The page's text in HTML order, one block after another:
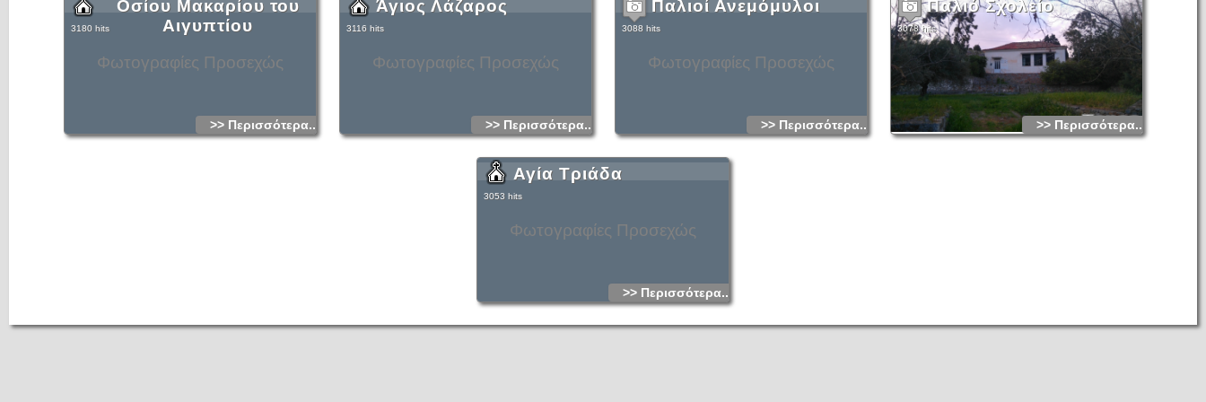
Φωτογραφίες Προσεχώς
Οσίου Μακαρίου του
Αιγυπτίου
3180 hits
>> Περισσότερα...
Φωτογραφίες Προσεχώς
Άγιος Λάζαρος
3116 hits
>> Περισσότερα...
Φωτογραφίες Προσεχώς
Παλιοί Ανεμόμυλοι
3088 hits
>> Περισσότερα...
Παλιό Σχολείο
3078 hits
>> Περισσότερα...
Φωτογραφίες Προσεχώς
Αγία Τριάδα
3053 hits
>> Περισσότερα...